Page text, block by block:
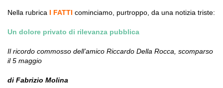
Nella rubrica I FATTI cominciamo, purtroppo, da una notizia triste:
Un dolore privato di rilevanza pubblica
Il ricordo commosso dell’amico Riccardo Della Rocca, scomparso
il 5 maggio
di Fabrizio Molina